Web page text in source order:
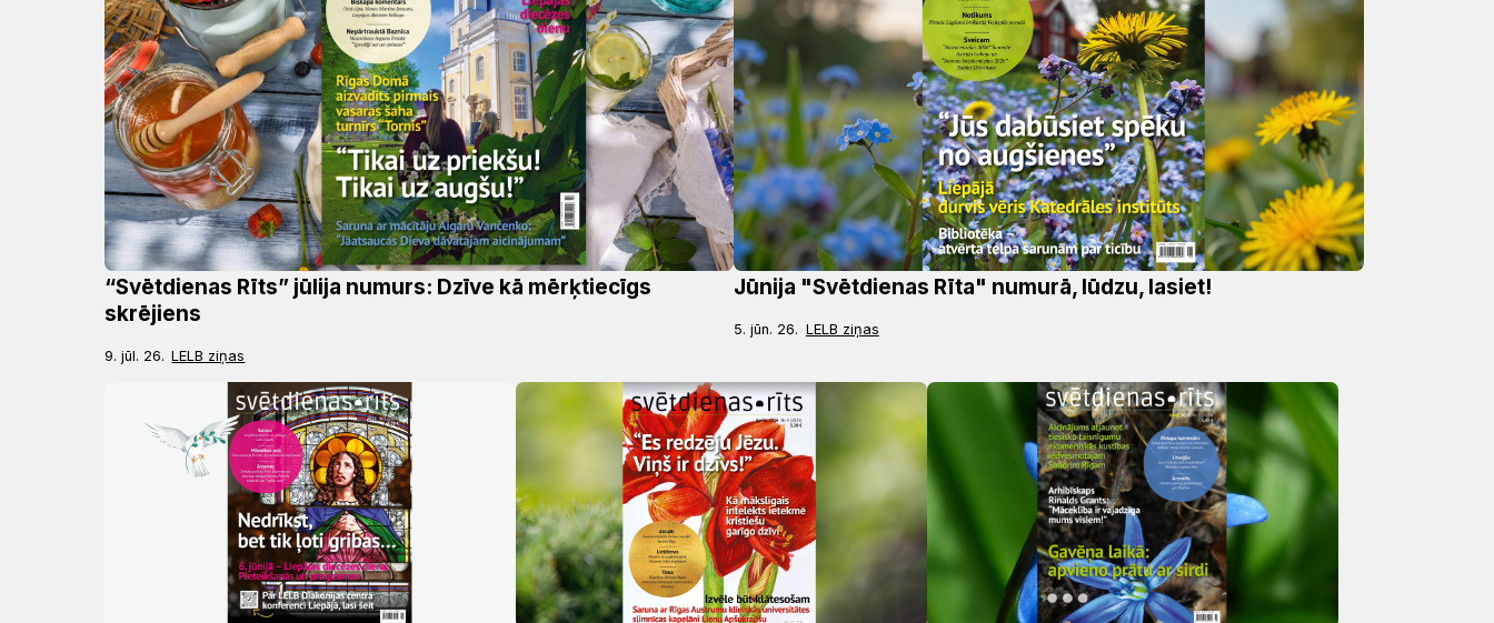
kristietību
“Svētdienas Rīts” jūlija numurs: Dzīve kā mērķtiecīgs
skrējiens
9. jūl. 26. LELB ziņas
Jūnija "Svētdienas Rīta" numurā, lūdzu, lasiet!
5. jūn. 26. LELB ziņas